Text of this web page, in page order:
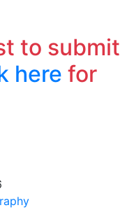
to submit
here for